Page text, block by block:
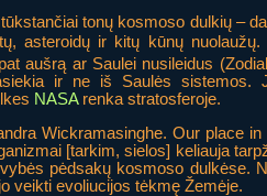
tonų kosmoso dulkių –
asteroidų ir kitų kūnų
aušrą ar Saulei nusileidus
ir ne iš Saulės sistemos.
NASArenka stratosferoje.
Wickramasinghe. Our place
[tarkim, sielos] keliauja
pėdsakų kosmoso dulkėse.
veikti evoliucijos tėkmę Žemėje.